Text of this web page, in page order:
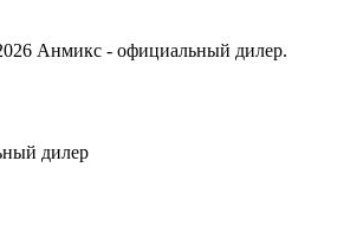
Анмикс - официальный дилер.
дилер